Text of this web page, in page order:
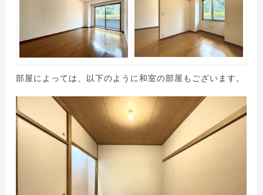
部屋によっては、以下のように和室の部屋もございます。